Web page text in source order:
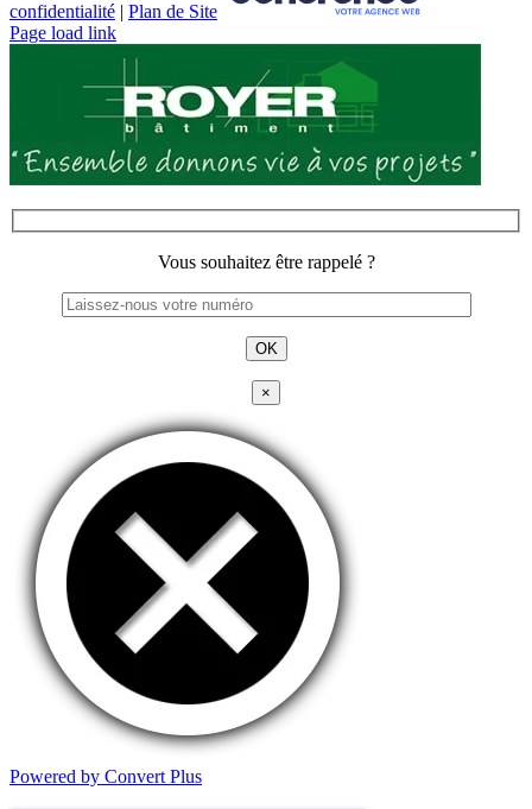
confidentialité | Plan de Site
Page load link
Vous souhaitez être rappelé ?
×
Powered by Convert Plus